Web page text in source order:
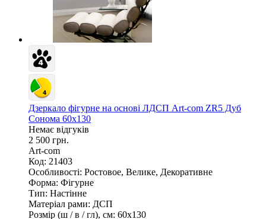
Дзеркало фігурне на основі ЛДСП Art-com ZR5 Дуб
Сонома 60х130
Немає відгуків
2 500 грн.
Art-com
Код: 21403
Особливості: Ростовое, Велике, Декоративне
Форма: Фігурне
Тип: Настінне
Матеріал рами: ДСП
Розмір (ш / в / гл), см: 60х130